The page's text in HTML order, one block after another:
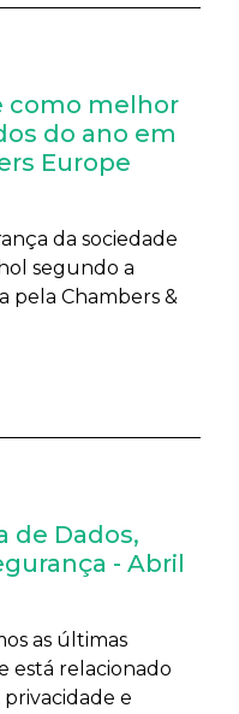
como melhor
do ano em
Europe
da sociedade
segundo a
pela Chambers &
de Dados,
- Abril
as últimas
está relacionado
privacidade e